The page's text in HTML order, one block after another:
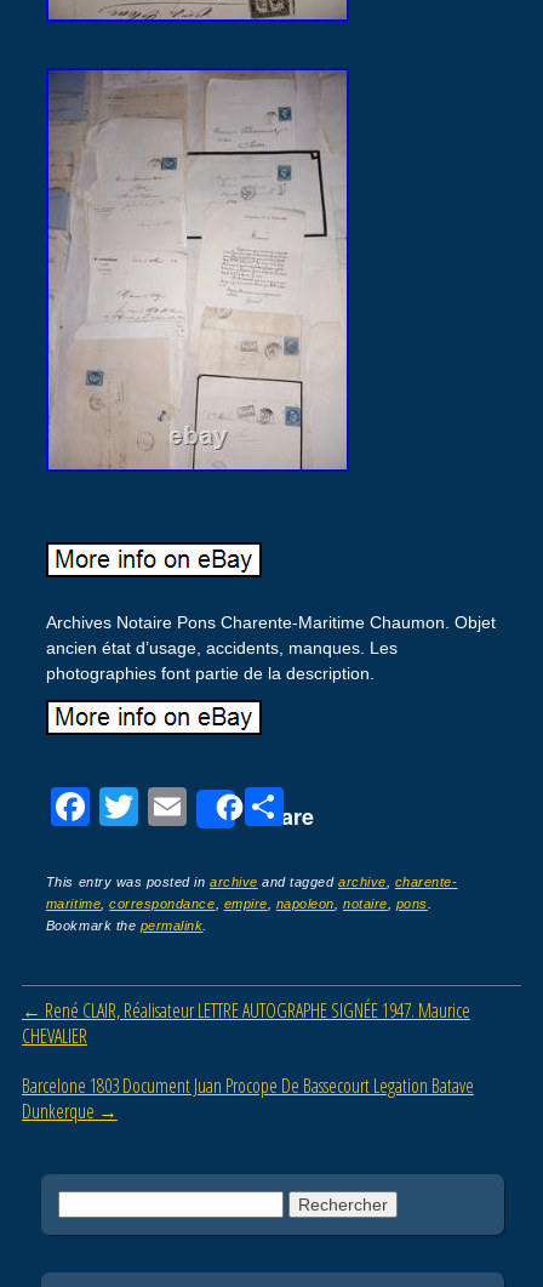
Archives Notaire Pons Charente-Maritime Chaumon. Objet
ancien état d’usage, accidents, manques. Les
photographies font partie de la description.
F
c
e
o
k
T
tt
er
E
ail
Share
P
ta
g
This entry was posted inarchive and taggedarchive
charente-
maritime ,correspondance empire napoleon ,notaire pons
Bookmark the permalink
Post navigation
← René CLAIR, Réalisateur LETTRE AUTOGRAPHE SIGNÉE 1947. Maurice
CHEVALIER
Barcelone 1803 Document Juan Procope De Bassecourt Legation Batave
Dunkerque →